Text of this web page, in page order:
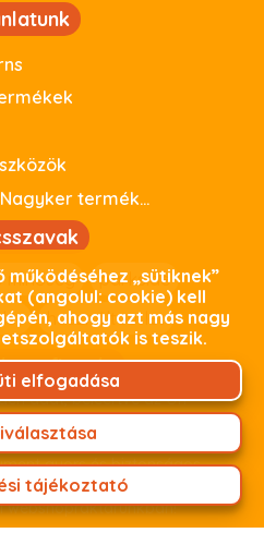
Raklapos Nagyker termékeink
minőség
parkside
használtoutlet
fizetés
adat, beleértve az Ön
kapcsolaton keresztül
online bankkártyás
gyors és biztonságos
vagy személyes átvétel
webshopraktárunkban!
„sütiknek”
(angolul: cookie) kell
ahogy azt más nagy
is teszik.
elfogadása
tájékoztató